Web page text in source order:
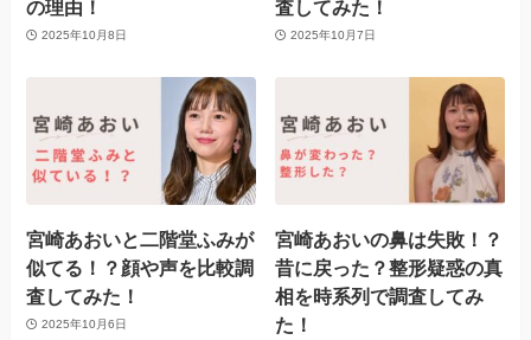
の理由！
2025年10月8日
査してみた！
2025年10月7日
宮崎あおいと二階堂ふみが
似てる！？顔や声を比較調
査してみた！
2025年10月6日
宮崎あおいの鼻は失敗！？
昔に戻った？整形疑惑の真
相を時系列で調査してみ
た！